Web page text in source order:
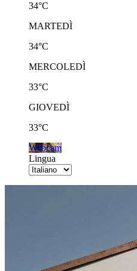
34°C
MARTEDÌ
34°C
MERCOLEDÌ
33°C
GIOVEDÌ
33°C
Webcam
Lingua